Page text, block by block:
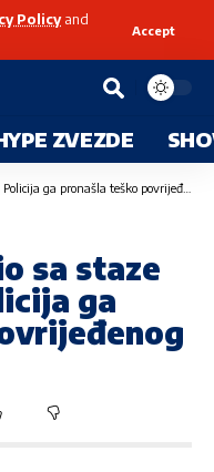
Policyand
Accept
ZVEZDE
ga pronašla teško povrijeđenog
sa staze
ga